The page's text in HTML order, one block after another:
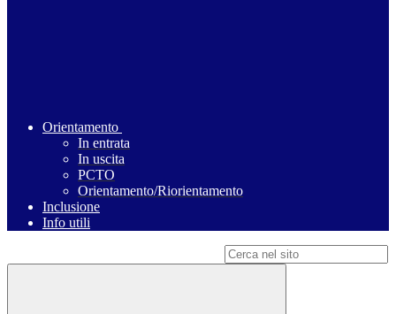
Orientamento
In entrata
In uscita
PCTO
Orientamento/Riorientamento
Inclusione
Info utili